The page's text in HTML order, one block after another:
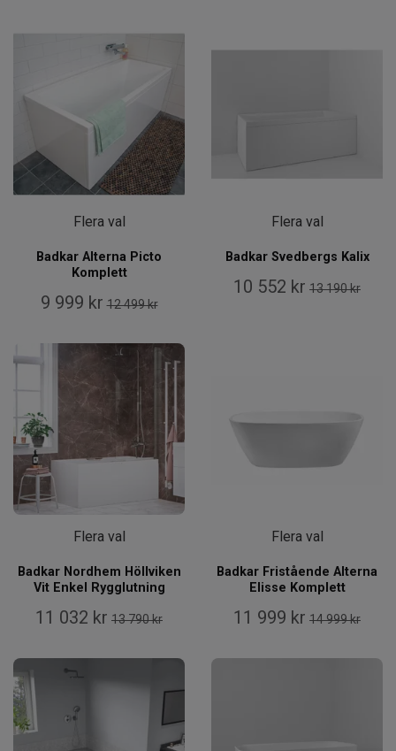
Flera val
Badkar Alterna Picto
Komplett
9 999 kr 12 499 kr
Flera val
Badkar Svedbergs Kalix
10 552 kr 13 190 kr
Flera val
Badkar Nordhem Höllviken
Vit Enkel Rygglutning
11 032 kr 13 790 kr
Flera val
Badkar Fristående Alterna
Elisse Komplett
11 999 kr 14 999 kr